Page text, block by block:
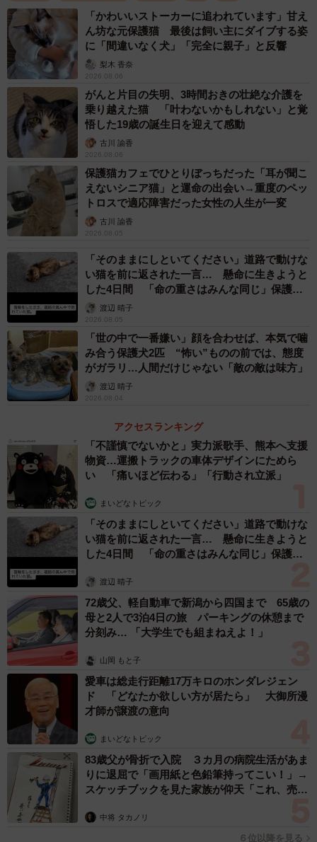
2/5
なぜか、オノ・ヨーコを聞くとソワソワする長明くん
Twitterで情報提供も呼びかけたんです。けれど、寄せられ
る情報は長明くんとは思えないようなものばかり。猫の死
骸情報ならまだしも、「元野良猫の黒猫なら、どれでもえ
えやろ？」や、「私も猫を飼っていましてね」なんて電話
をかけてくる人まで現れる始末。
長明くんが心配ではあるけれど、仕事もしなくてはいけま
せん。落語会の出演情報や同席した方へお礼の意味も込め
て食事の様子をTwitterにアップしていきます。これを見た
フォロワーが「長明くんが大変なのに！」と怒ることも。
長明くんとの出会い
長明くんが迷子になり5日目、新幸さんは肉体的にも精神的
にも極限状態に陥りました。でも何故か長明くんが帰って
くる気がしてきたのです。根拠はありません。追い詰めら
れどん詰まりになった時、思い出したのです。長明くんと
の出会いを。
長明くんとは、毎朝の日課である散歩の途中で出会いまし
た。落語の稽古をしながら、地域猫がのんびりしている様
子を眺めるのが好きだったんです。ポケットにチュールを
しのばせ、猫に声をかけるのですが、懐いてくれたのは長
明くんだけ。
新幸さんがDIYをしている隣でスヤスヤ眠る長明くん。新幸さんも休憩で
す
新幸さんの姿が見えると長明くんは駆け寄ってきて、足下
でゴロンゴロン。それが嬉しくて嬉しくて。こんなに自分
「かわいいストーカーに追われています」甘え
ん坊な元保護猫 最後は飼い主にダイブする姿
に「間違いなく犬」「完全に親子」と反響
梨木 香奈
2026.08.06
がんと片目の失明、3時間おきの壮絶な介護を
乗り越えた猫 「叶わないかもしれない」と覚
悟した19歳の誕生日を迎えて感動
古川 諭香
2026.08.06
保護猫カフェでひとりぼっちだった「耳が聞こ
えないシニア猫」と運命の出会い→重度のペッ
トロスで適応障害だった女性の人生が一変
古川 諭香
2026.08.05
「そのままにしといてください」道路で動けな
い猫を前に返された一言… 懸命に生きようと
した4日間 「命の重さはみんな同じ」保護団
体代表の訴え
渡辺 晴子
2026.08.05
「世の中で一番嫌い」顔を合わせば、本気で噛
み合う保護犬2匹 “怖い”ものの前では、態度
がガラリ…人間だけじゃない「敵の敵は味方」
渡辺 晴子
2026.08.04
アクセスランキング
「不謹慎でないかと」実力派歌手、熊本へ支援
物資…運搬トラックの車体デザインにためら
い 「痛いほど伝わる」「行動され立派」
まいどなトピック
「そのままにしといてください」道路で動けな
い猫を前に返された一言… 懸命に生きようと
した4日間 「命の重さはみんな同じ」保護団
渡辺 晴子
72歳父、軽自動車で新潟から四国まで 65歳の
母と2人で3泊4日の旅 パーキングの休憩まで
分刻み… 「大学生でも組まねえよ！」
山岡 もと子
愛車は総走行距離17万キロのホンダレジェン
ド 「どなたか欲しい方が居たら」 大御所漫
才師が譲渡の意向
まいどなトピック
83歳父が骨折で入院 ３カ月の病院生活があま
りに退屈で「画用紙と色鉛筆持ってこい！」→
スケッチブックを見た家族が仰天「これ、売れ
中将 タカノリ
６位以降を見る